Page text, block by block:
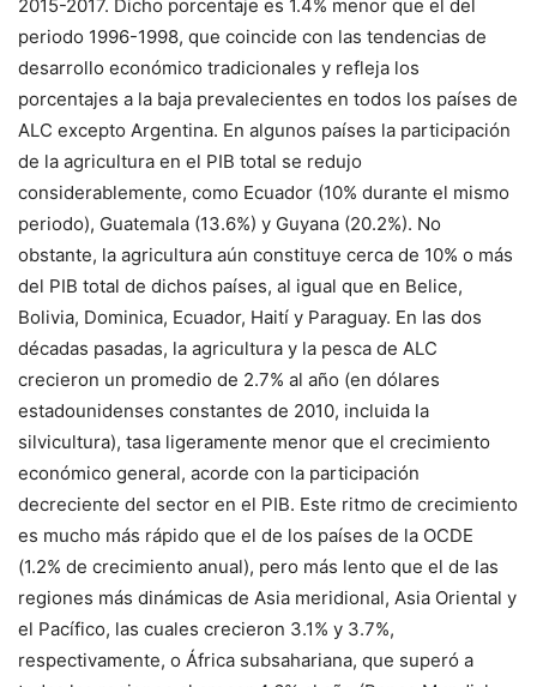
2015-2017. Dicho porcentaje es 1.4% menor que el del
periodo 1996-1998, que coincide con las tendencias de
desarrollo económico tradicionales y refleja los
porcentajes a la baja prevalecientes en todos los países de
ALC excepto Argentina. En algunos países la participación
de la agricultura en el PIB total se redujo
considerablemente, como Ecuador (10% durante el mismo
periodo), Guatemala (13.6%) y Guyana (20.2%). No
obstante, la agricultura aún constituye cerca de 10% o más
del PIB total de dichos países, al igual que en Belice,
Bolivia, Dominica, Ecuador, Haití y Paraguay. En las dos
décadas pasadas, la agricultura y la pesca de ALC
crecieron un promedio de 2.7% al año (en dólares
estadounidenses constantes de 2010, incluida la
silvicultura), tasa ligeramente menor que el crecimiento
económico general, acorde con la participación
decreciente del sector en el PIB. Este ritmo de crecimiento
es mucho más rápido que el de los países de la OCDE
(1.2% de crecimiento anual), pero más lento que el de las
regiones más dinámicas de Asia meridional, Asia Oriental y
el Pacífico, las cuales crecieron 3.1% y 3.7%,
respectivamente, o África subsahariana, que superó a